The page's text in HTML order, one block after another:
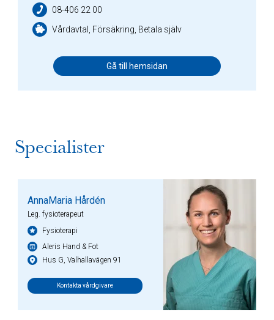
08-406 22 00
Vårdavtal, Försäkring, Betala själv
Gå till hemsidan
Specialister
AnnaMaria Hårdén
Leg. fysioterapeut
Fysioterapi
Aleris Hand & Fot
Hus G, Valhallavägen 91
Kontakta vårdgivare